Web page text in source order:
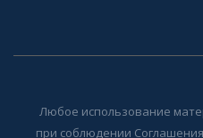
Любое использование
при соблюдении